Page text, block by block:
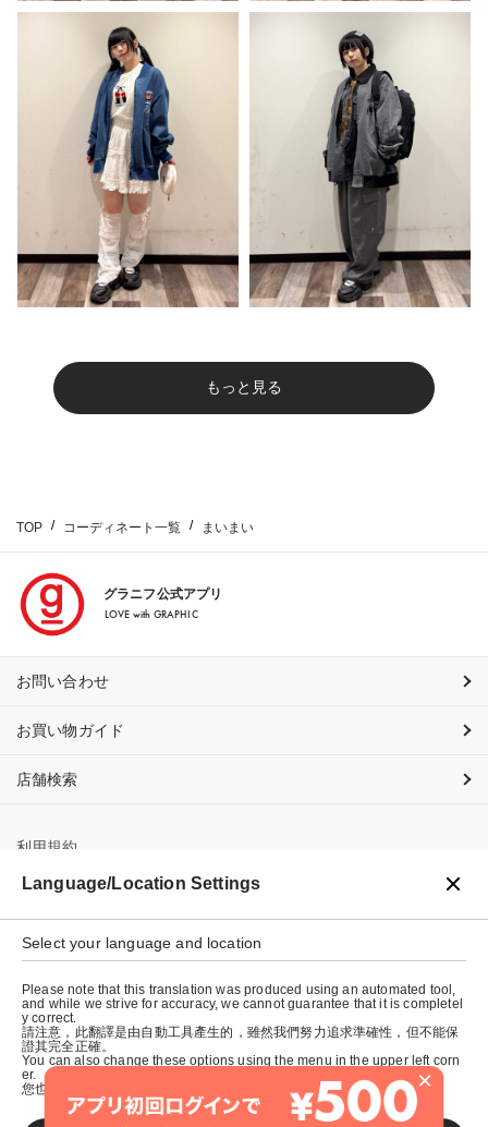
もっと見る
TOP コーディネート一覧 まいまい
グラニフ公式アプリ
LOVE with GRAPHIC
お問い合わせ
お買い物ガイド
店舗検索
利用規約
プライバシーポリシー
特定商取引法に基づく表示
会社概要
×
Language/Location Settings
Select your language and location
Please note that this translation was produced using an automated tool,
and while we strive for accuracy, we cannot guarantee that it is completel
y correct.
請注意，此翻譯是由自動工具產生的，雖然我們努力追求準確性，但不能保
證其完全正確。
You can also change these options using the menu in the upper left corn
er.
您也可以使用左上角的選單來更改這些選項。